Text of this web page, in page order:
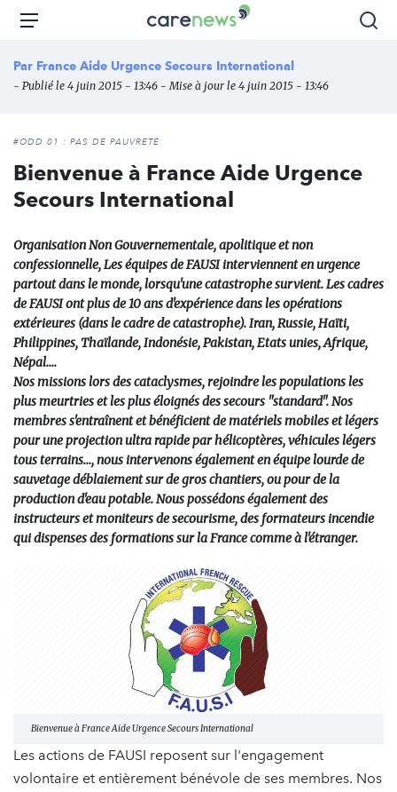
Aller
principal
Carenews,
média
des
l'engagement
Menu
Par France Aide Urgence Secours International
- Publié le 4 juin 2015 - 13:46 - Mise à jour le 4 juin 2015 - 13:46
#ODD 01 : PAS DE PAUVRETÉ
Bienvenue à France Aide Urgence
Secours International
Organisation Non Gouvernementale, apolitique et non
confessionnelle, Les équipes de FAUSI interviennent en urgence
partout dans le monde, lorsqu'une catastrophe survient. Les cadres
de FAUSI ont plus de 10 ans d'expérience dans les opérations
extérieures (dans le cadre de catastrophe). Iran, Russie, Haïti,
Philippines, Thaïlande, Indonésie, Pakistan, Etats unies, Afrique,
Népal....
Nos missions lors des cataclysmes, rejoindre les populations les
plus meurtries et les plus éloignés des secours "standard". Nos
membres s'entraînent et bénéficient de matériels mobiles et légers
pour une projection ultra rapide par hélicoptères, véhicules légers
tous terrains..., nous intervenons également en équipe lourde de
sauvetage déblaiement sur de gros chantiers, ou pour de la
production d'eau potable. Nous possédons également des
instructeurs et moniteurs de secourisme, des formateurs incendie
qui dispenses des formations sur la France comme à l'étranger.
Bienvenue à France Aide Urgence Secours International
Les actions de FAUSI reposent sur l'engagement
volontaire et entièrement bénévole de ses membres. Nos